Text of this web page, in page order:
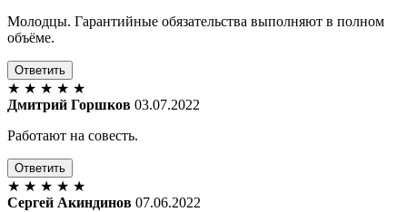
Молодцы. Гарантийные обязательства выполняют в полном
объёме.
Ответить
★ ★ ★ ★ ★
Дмитрий Горшков 03.07.2022
Работают на совесть.
Ответить
★ ★ ★ ★ ★
Сергей Акиндинов 07.06.2022